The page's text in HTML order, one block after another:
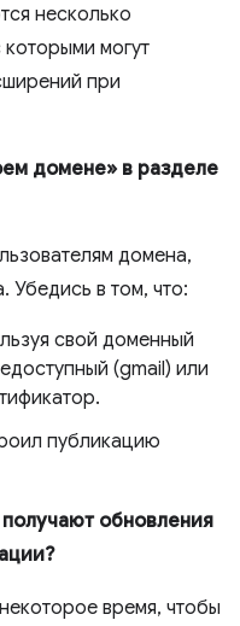
несколько
могут
при
домене» в разделе
домена,
Убедись в том, что:
свой доменный
(gmail) или
публикацию
обновления
время, чтобы